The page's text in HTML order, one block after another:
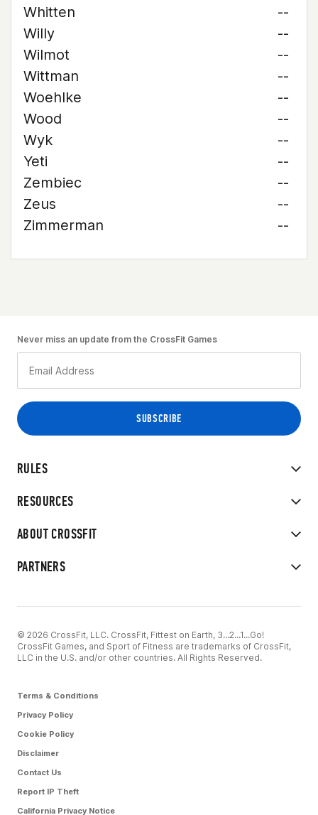
Whitten
--
Willy
--
Wilmot
--
Wittman
--
Woehlke
--
Wood
--
Wyk
--
Yeti
--
Zembiec
--
Zeus
--
Zimmerman
--
RULES
RESOURCES
ABOUT CROSSFIT
PARTNERS
Never miss an update from the CrossFit Games
© 2026 CrossFit, LLC. CrossFit, Fittest on Earth, 3...2...1...Go!
CrossFit Games, and Sport of Fitness are trademarks of CrossFit,
LLC in the U.S. and/or other countries. All Rights Reserved.
Terms & Conditions
Privacy Policy
Cookie Policy
Disclaimer
Contact Us
Report IP Theft
California Privacy Notice